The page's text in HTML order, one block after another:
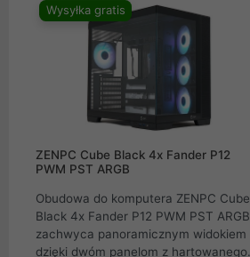
Wysyłka gratis
ZENPC Cube Black 4x Fander P12
PWM PST ARGB
Obudowa do komputera ZENPC Cube
Black 4x Fander P12 PWM PST ARGB
zachwyca panoramicznym widokiem
dzięki dwóm panelom z hartowanego